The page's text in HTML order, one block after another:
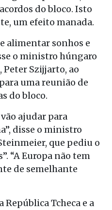
do bloco. Isto
um efeito manada.
alimentar sonhos e
o ministro húngaro
Peter Szijjarto, ao
uma reunião de
do bloco.
ajudar para
disse o ministro
que pediu o
“A Europa não tem
de semelhante
República Tcheca e a